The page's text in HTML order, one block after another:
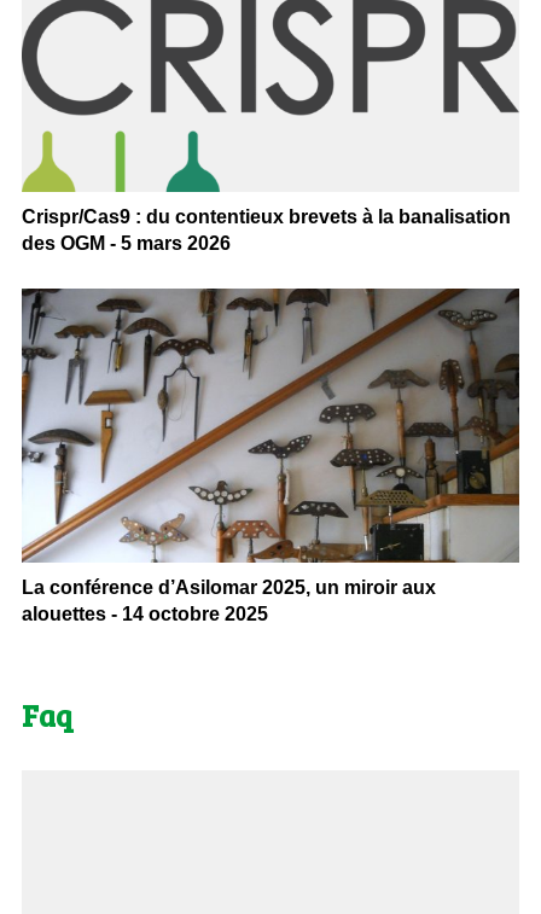
Crispr/Cas9 : du contentieux brevets à la banalisation
des OGM - 5 mars 2026
La conférence d’Asilomar 2025, un miroir aux
alouettes - 14 octobre 2025
Faq